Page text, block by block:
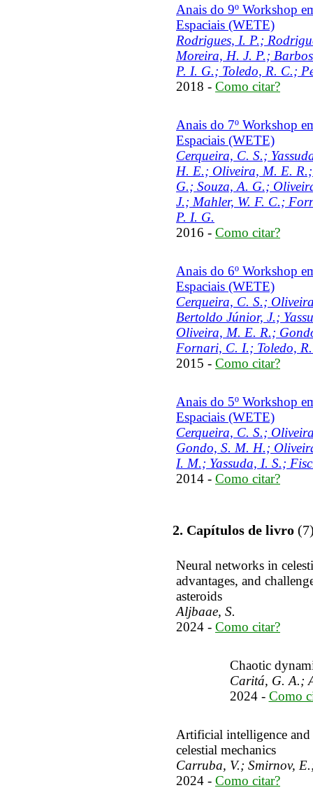
Anais do 9º Workshop
Espaciais (WETE)
Rodrigues, I. P.;
Moreira, H. J. P.;
P. I. G.; Toledo, R. C.;
2018 - Como citar?
Anais do 7º Workshop
Espaciais (WETE)
Cerqueira, C. S.;
H. E.; Oliveira, M. E.
G.; Souza, A. G.;
J.; Mahler, W. F. C.;
P. I. G.
2016 - Como citar?
Anais do 6º Workshop
Espaciais (WETE)
Cerqueira, C. S.;
Bertoldo Júnior, J.;
Oliveira, M. E. R.;
Fornari, C. I.; Toledo,
2015 - Como citar?
Anais do 5º Workshop
Espaciais (WETE)
Cerqueira, C. S.;
Gondo, S. M. H.;
I. M.; Yassuda, I. S.;
2014 - Como citar?
2. Capítulos de livro
Neural networks in
advantages, and
asteroids
Aljbaae, S.
2024 - Como citar?
Chaotic
Caritá, G. A.;
2024 - Como
Artificial intelligence
celestial mechanics
Carruba, V.; Smirnov,
2024 - Como citar?